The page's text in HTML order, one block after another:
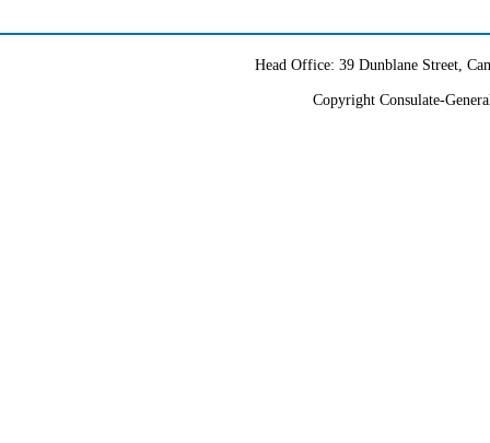
Head Office: 39 Dunblane Street,
Copyright Consulate-